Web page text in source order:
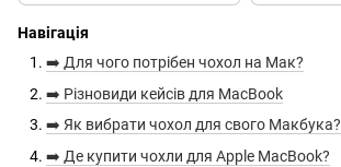
Навігація
➡️ Для чого потрібен чохол на Мак?
➡️ Різновиди кейсів для MacBook
➡️ Як вибрати чохол для свого Макбука?
➡️ Де купити чохли для Apple MacBook?